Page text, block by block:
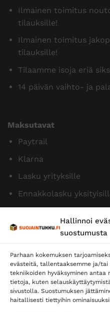
Hallinnoi
suostumusta
Parhaan kokemuksen
evästeitä, tallentaaksemme ja/
tekniikoiden hyväksyminen
tietoja, kuten
sivustolla. Suostumuksen
haitallisesti tiettyihin
Ilmainen toimitus
tilauksille!
Ilmainen toimitus
tilauksille!
Tilaamme isoja eriä
14 päivän vaihto- ja
Maksutavat
Paytrail
Klarna
Lasku yrityksille
Ennakkolasku
Toimitustavat
Posti